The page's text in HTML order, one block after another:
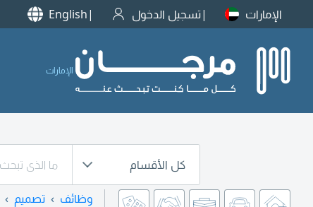
الإمارات تسجيل الدخول English
الإمارات
كل الأقسام
وظائف تصميم